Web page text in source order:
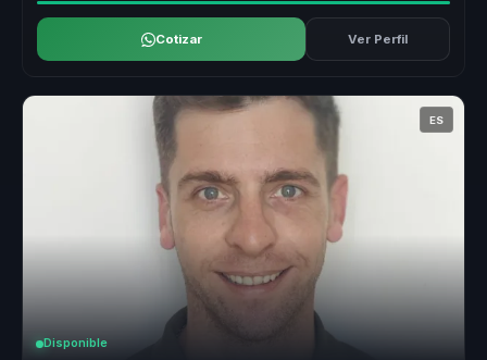
Cotizar Ver Perfil
ES
Disponible